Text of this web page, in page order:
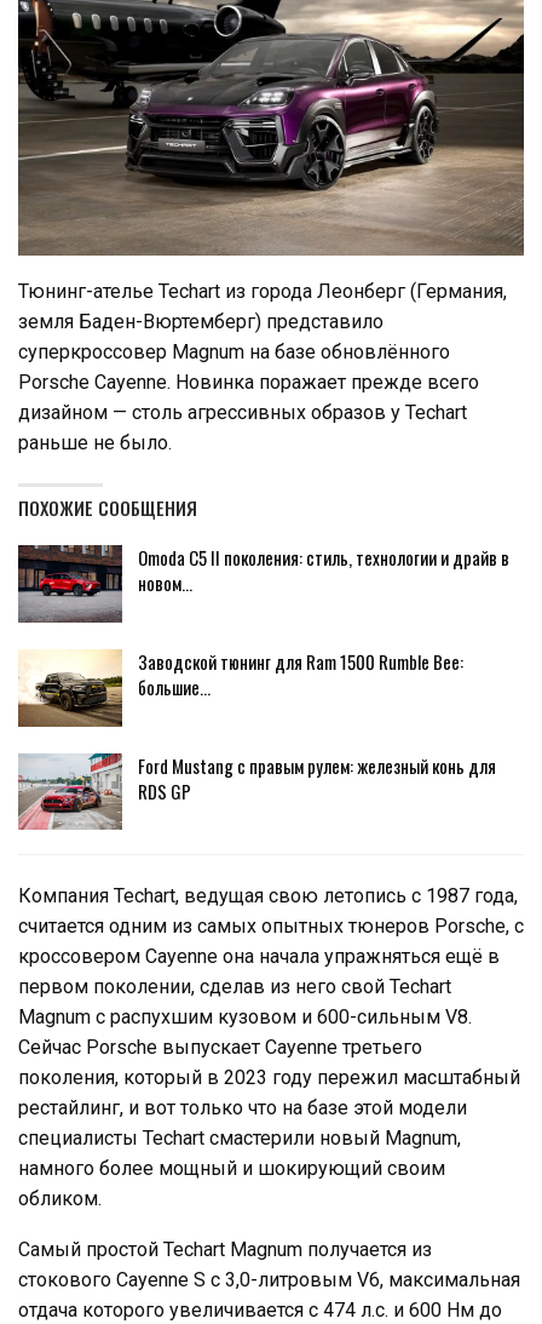
Тюнинг-ателье Techart из города Леонберг (Германия,
земля Баден-Вюртемберг) представило
суперкроссовер Magnum на базе обновлённого
Porsche Cayenne. Новинка поражает прежде всего
дизайном — столь агрессивных образов у Techart
раньше не было.
ПОХОЖИЕ СООБЩЕНИЯ
Omoda C5 II поколения: стиль, технологии и драйв в
новом…
Заводской тюнинг для Ram 1500 Rumble Bee:
большие…
Ford Mustang с правым рулем: железный конь для
RDS GP
Компания Techart, ведущая свою летопись с 1987 года,
считается одним из самых опытных тюнеров Porsche, с
кроссовером Cayenne она начала упражняться ещё в
первом поколении, сделав из него свой Techart
Magnum с распухшим кузовом и 600-сильным V8.
Сейчас Porsche выпускает Cayenne третьего
поколения, который в 2023 году пережил масштабный
рестайлинг, и вот только что на базе этой модели
специалисты Techart смастерили новый Magnum,
намного более мощный и шокирующий своим
обликом.
Самый простой Techart Magnum получается из
стокового Cayenne S с 3,0-литровым V6, максимальная
отдача которого увеличивается с 474 л.с. и 600 Нм до